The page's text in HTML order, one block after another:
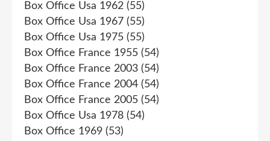
Box Office Usa 1962 (55)
Box Office Usa 1967 (55)
Box Office Usa 1975 (55)
Box Office France 1955 (54)
Box Office France 2003 (54)
Box Office France 2004 (54)
Box Office France 2005 (54)
Box Office Usa 1978 (54)
Box Office 1969 (53)